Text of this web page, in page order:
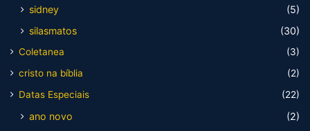
sidney
(5)
silasmatos
(30)
Coletanea
(3)
cristo na bíblia
(2)
Datas Especiais
(22)
ano novo
(2)